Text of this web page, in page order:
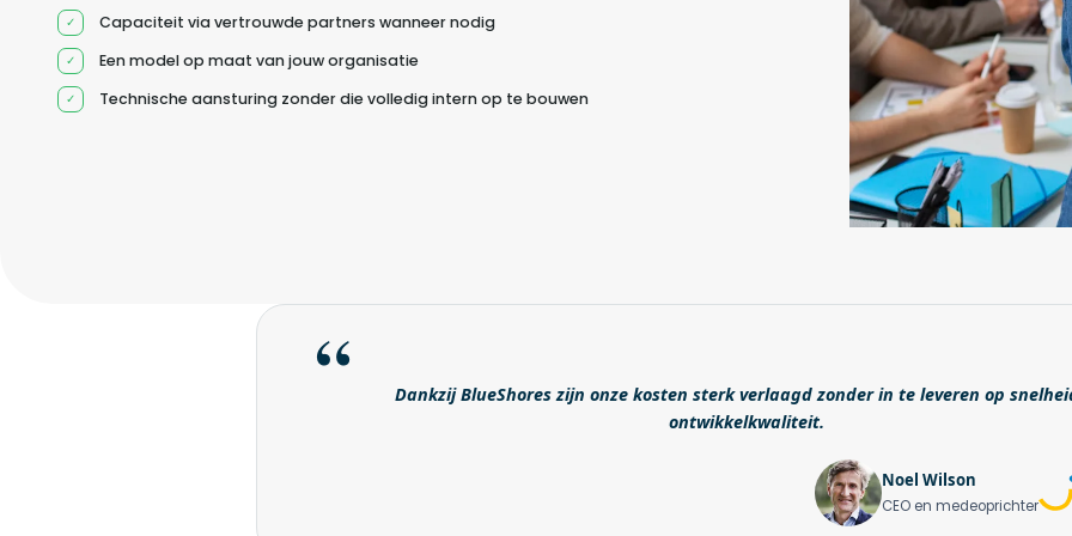
Capaciteit via vertrouwde partners wanneer nodig
Een model op maat van jouw organisatie
Technische aansturing zonder die volledig intern op te bouwen
Dankzij BlueShores zijn onze kosten sterk verlaagd zonder in te leveren op
ontwikkelkwaliteit.
Noel Wilson
CEO en medeoprichter